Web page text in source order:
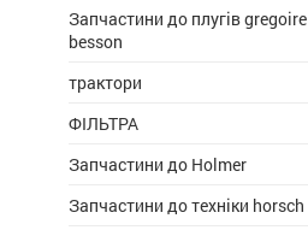
Запчастини до плугів gregoire
besson
трактори
ФІЛЬТРА
Запчастини до Holmer
Запчастини до техніки horsch